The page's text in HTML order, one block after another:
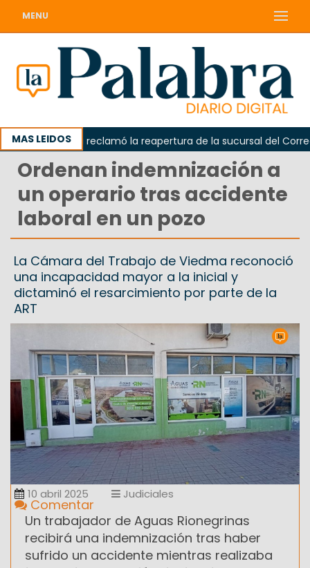
MENU
MAS LEIDOS
Odarda reclamó la reapertura de la sucursal del Correo
Ordenan indemnización a
un operario tras accidente
laboral en un pozo
La Cámara del Trabajo de Viedma reconoció
una incapacidad mayor a la inicial y
dictaminó el resarcimiento por parte de la
ART
10 abril 2025 Judiciales
Comentar
Un trabajador de Aguas Rionegrinas
recibirá una indemnización tras haber
sufrido un accidente mientras realizaba